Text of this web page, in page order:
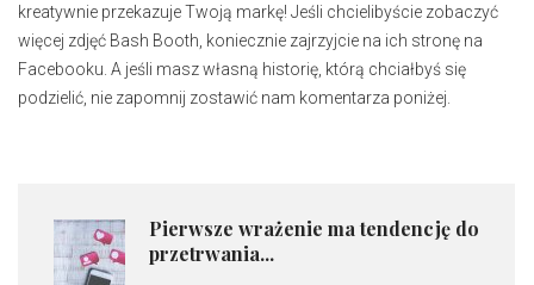
kreatywnie przekazuje Twoją markę! Jeśli chcielibyście zobaczyć
więcej zdjęć Bash Booth, koniecznie zajrzyjcie na ich stronę na
Facebooku. A jeśli masz własną historię, którą chciałbyś się
podzielić, nie zapomnij zostawić nam komentarza poniżej.
Pierwsze wrażenie ma tendencję do
przetrwania...